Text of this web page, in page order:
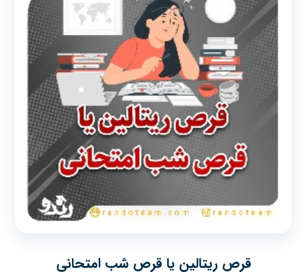
قرص ریتالین یا قرص شب امتحانی